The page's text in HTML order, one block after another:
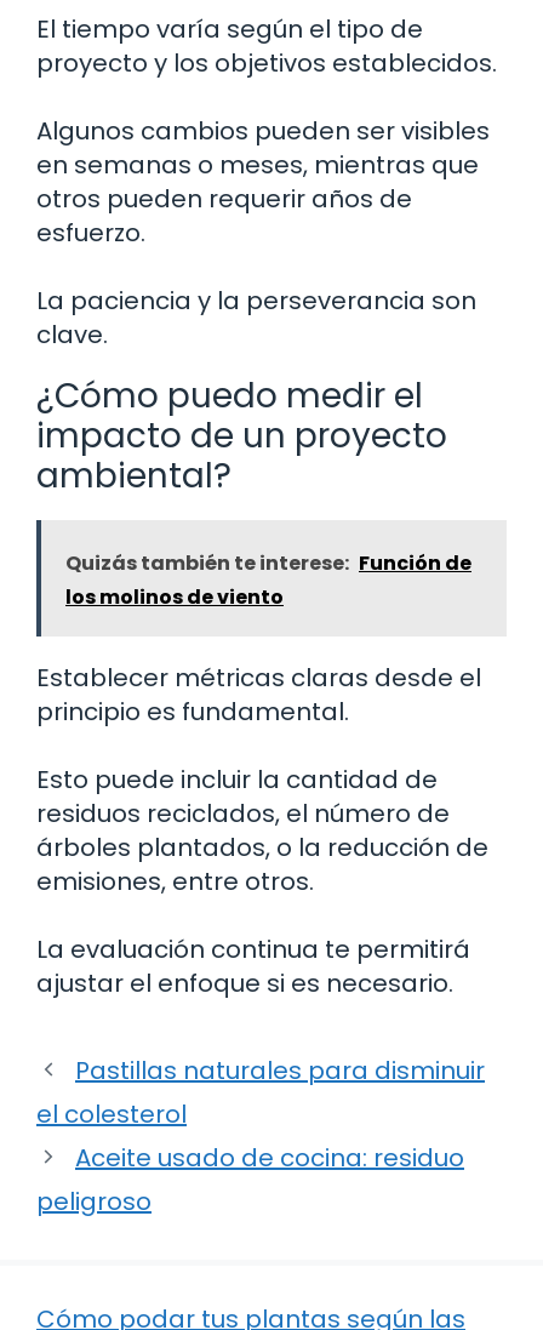
El tiempo varía según el tipo de
proyecto y los objetivos establecidos.
Algunos cambios pueden ser visibles
en semanas o meses, mientras que
otros pueden requerir años de
esfuerzo.
La paciencia y la perseverancia son
clave.
¿Cómo puedo medir el
impacto de un proyecto
ambiental?
Quizás también te interese: Función de
los molinos de viento
Establecer métricas claras desde el
principio es fundamental.
Esto puede incluir la cantidad de
residuos reciclados, el número de
árboles plantados, o la reducción de
emisiones, entre otros.
La evaluación continua te permitirá
ajustar el enfoque si es necesario.
Pastillas naturales para disminuir
el colesterol
Aceite usado de cocina: residuo
peligroso
Cómo podar tus plantas según las